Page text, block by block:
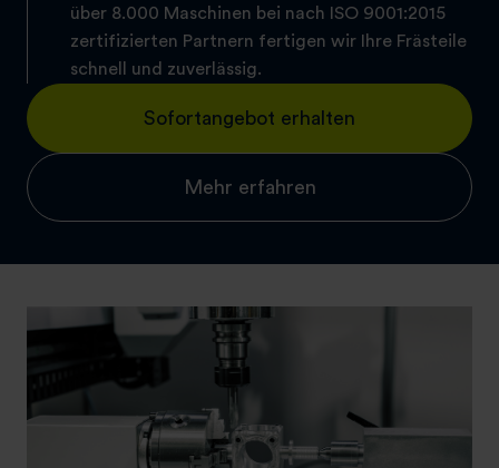
über 8.000 Maschinen bei nach ISO 9001:2015
zertifizierten Partnern fertigen wir Ihre Frästeile
schnell und zuverlässig.
Sofortangebot erhalten
Mehr erfahren